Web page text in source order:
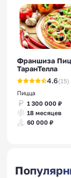
Франшиза
ТаранТелла
4.6(15)
Пицца
1 300 000 ₽
18 месяцев
60 000 ₽